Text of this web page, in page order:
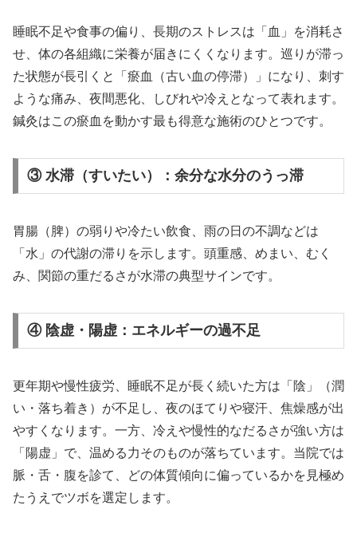
睡眠不足や食事の偏り、長期のストレスは「血」を消耗さ
せ、体の各組織に栄養が届きにくくなります。巡りが滞っ
た状態が長引くと「瘀血（古い血の停滞）」になり、刺す
ような痛み、夜間悪化、しびれや冷えとなって表れます。
鍼灸はこの瘀血を動かす最も得意な施術のひとつです。
③ 水滞（すいたい）：余分な水分のうっ滞
胃腸（脾）の弱りや冷たい飲食、雨の日の不調などは
「水」の代謝の滞りを示します。頭重感、めまい、むく
み、関節の重だるさが水滞の典型サインです。
④ 陰虚・陽虚：エネルギーの過不足
更年期や慢性疲労、睡眠不足が長く続いた方は「陰」（潤
い・落ち着き）が不足し、夜のほてりや寝汗、焦燥感が出
やすくなります。一方、冷えや慢性的なだるさが強い方は
「陽虚」で、温める力そのものが落ちています。当院では
脈・舌・腹を診て、どの体質傾向に偏っているかを見極め
たうえでツボを選定します。